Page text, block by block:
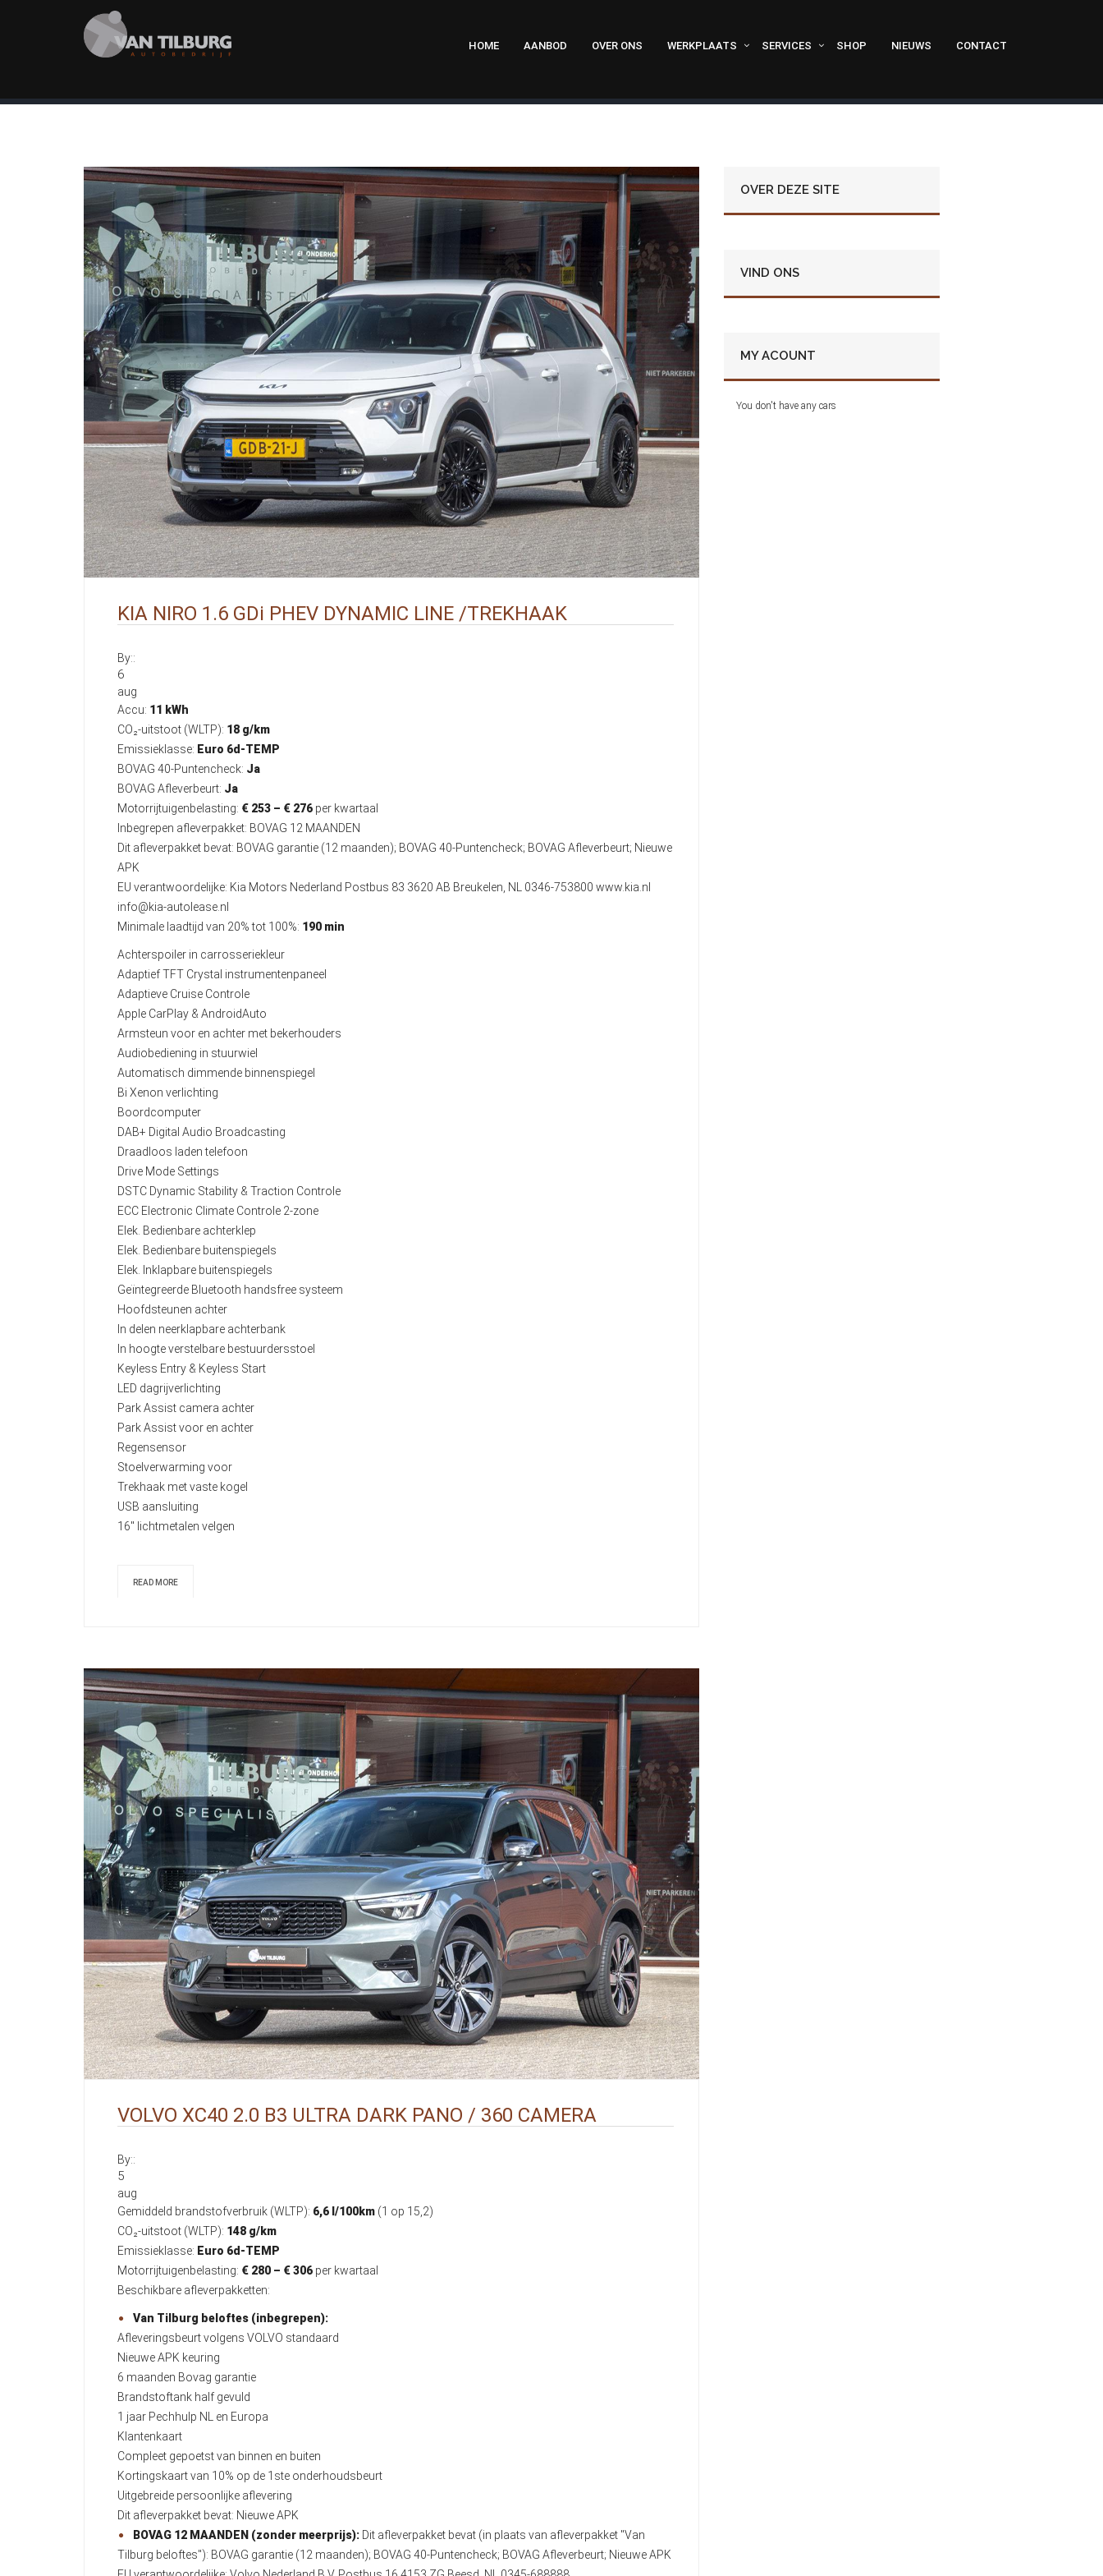
HOME AANBOD OVER ONS WERKPLAATS SERVICES SHOP NIEUWS CONTACT
KIA NIRO 1.6 GDi PHEV DYNAMIC LINE /TREKHAAK
By::
6
aug
Accu: 11 kWh
CO₂-uitstoot (WLTP): 18 g/km
Emissieklasse: Euro 6d-TEMP
BOVAG 40-Puntencheck: Ja
BOVAG Afleverbeurt: Ja
Motorrijtuigenbelasting: € 253 – € 276 per kwartaal
Inbegrepen afleverpakket: BOVAG 12 MAANDEN
Dit afleverpakket bevat: BOVAG garantie (12 maanden); BOVAG 40-Puntencheck; BOVAG Afleverbeurt; Nieuwe
APK
EU verantwoordelijke: Kia Motors Nederland Postbus 83 3620 AB Breukelen, NL 0346-753800 www.kia.nl
info@kia-autolease.nl
Minimale laadtijd van 20% tot 100%: 190 min
Achterspoiler in carrosseriekleur
Adaptief TFT Crystal instrumentenpaneel
Adaptieve Cruise Controle
Apple CarPlay & AndroidAuto
Armsteun voor en achter met bekerhouders
Audiobediening in stuurwiel
Automatisch dimmende binnenspiegel
Bi Xenon verlichting
Boordcomputer
DAB+ Digital Audio Broadcasting
Draadloos laden telefoon
Drive Mode Settings
DSTC Dynamic Stability & Traction Controle
ECC Electronic Climate Controle 2-zone
Elek. Bedienbare achterklep
Elek. Bedienbare buitenspiegels
Elek. Inklapbare buitenspiegels
Geïntegreerde Bluetooth handsfree systeem
Hoofdsteunen achter
In delen neerklapbare achterbank
In hoogte verstelbare bestuurdersstoel
Keyless Entry & Keyless Start
LED dagrijverlichting
Park Assist camera achter
Park Assist voor en achter
Regensensor
Stoelverwarming voor
Trekhaak met vaste kogel
USB aansluiting
16" lichtmetalen velgen
READ MORE
VOLVO XC40 2.0 B3 ULTRA DARK PANO / 360 CAMERA
By::
5
aug
Gemiddeld brandstofverbruik (WLTP): 6,6 l/100km (1 op 15,2)
CO₂-uitstoot (WLTP): 148 g/km
Emissieklasse: Euro 6d-TEMP
Motorrijtuigenbelasting: € 280 – € 306 per kwartaal
Beschikbare afleverpakketten:
Van Tilburg beloftes (inbegrepen):
Afleveringsbeurt volgens VOLVO standaard
Nieuwe APK keuring
6 maanden Bovag garantie
Brandstoftank half gevuld
1 jaar Pechhulp NL en Europa
Klantenkaart
Compleet gepoetst van binnen en buiten
Kortingskaart van 10% op de 1ste onderhoudsbeurt
Uitgebreide persoonlijke aflevering
Dit afleverpakket bevat: Nieuwe APK
BOVAG 12 MAANDEN (zonder meerprijs): Dit afleverpakket bevat (in plaats van afleverpakket "Van
Tilburg beloftes"): BOVAG garantie (12 maanden); BOVAG 40-Puntencheck; BOVAG Afleverbeurt; Nieuwe APK
OVER DEZE SITE
VIND ONS
MY ACOUNT
You don't have any cars